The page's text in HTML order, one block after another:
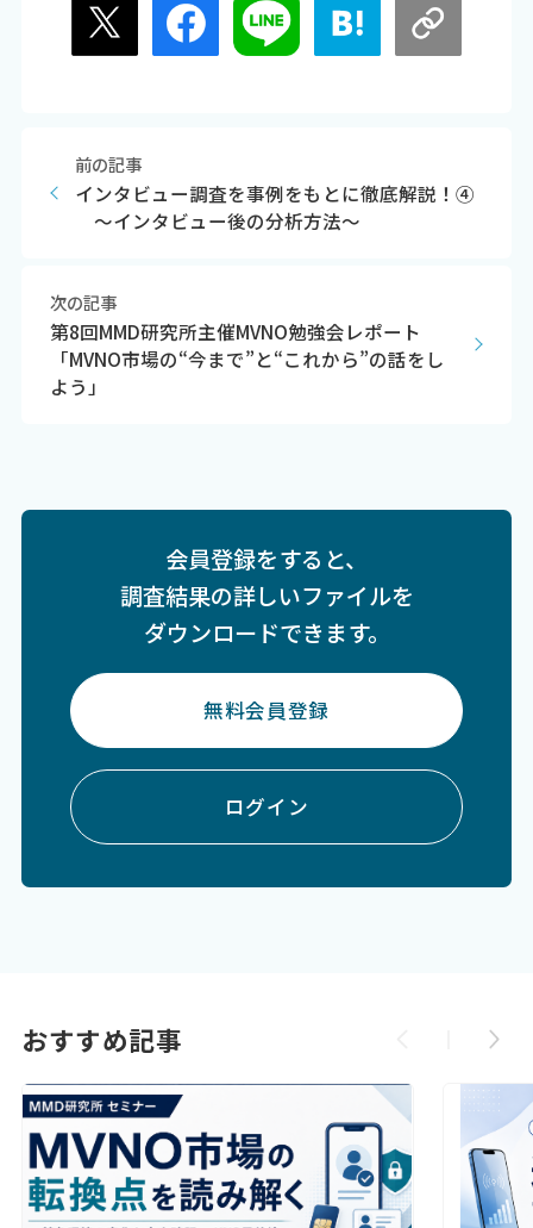
前の記事
インタビュー調査を事例をもとに徹底解説！④
～インタビュー後の分析方法～
次の記事
第8回MMD研究所主催MVNO勉強会レポート
「MVNO市場の“今まで”と“これから”の話をし
よう」
会員登録をすると、
調査結果の詳しいファイルを
ダウンロードできます。
無料会員登録
ログイン
おすすめ記事